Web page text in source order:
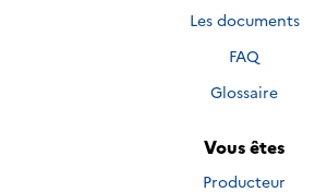
Les documents
FAQ
Glossaire
Vous êtes
Producteur